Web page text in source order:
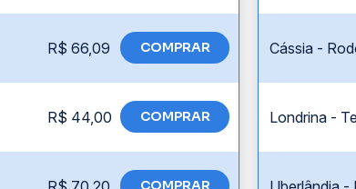
R$ 66,09 COMPRAR
R$ 44,00 COMPRAR
COMPRAR
Cássia -
Londrina -